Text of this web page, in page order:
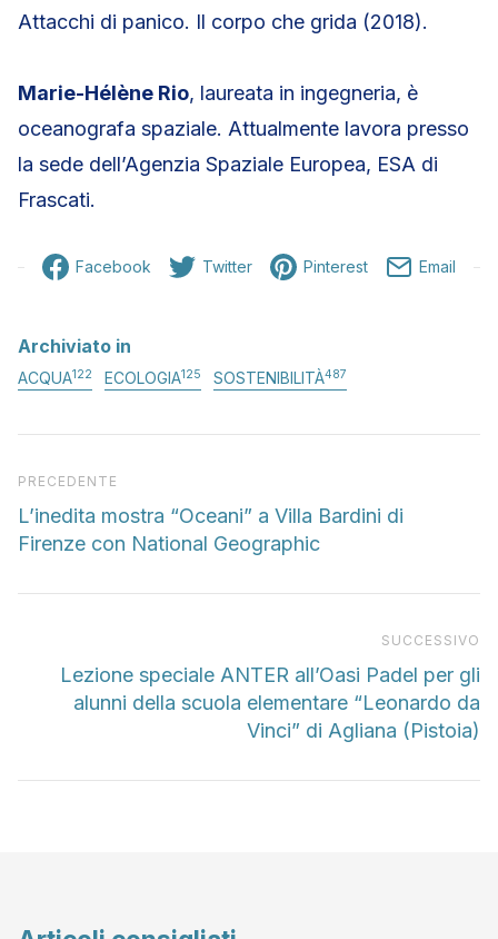
Attacchi di panico. Il corpo che grida (2018).
Marie-Hélène Rio, laureata in ingegneria, è
oceanografa spaziale. Attualmente lavora presso
la sede dell’Agenzia Spaziale Europea, ESA di
Frascati.
Facebook Twitter Pinterest Email
Archiviato in
ACQUA122 ECOLOGIA125 SOSTENIBILITÀ487
Articolo precedente
PRECEDENTE
L’inedita mostra “Oceani” a Villa Bardini di
Firenze con National Geographic
SUCCESSIVO
Lezione speciale ANTER all’Oasi Padel per gli
alunni della scuola elementare “Leonardo da
Vinci” di Agliana (Pistoia)